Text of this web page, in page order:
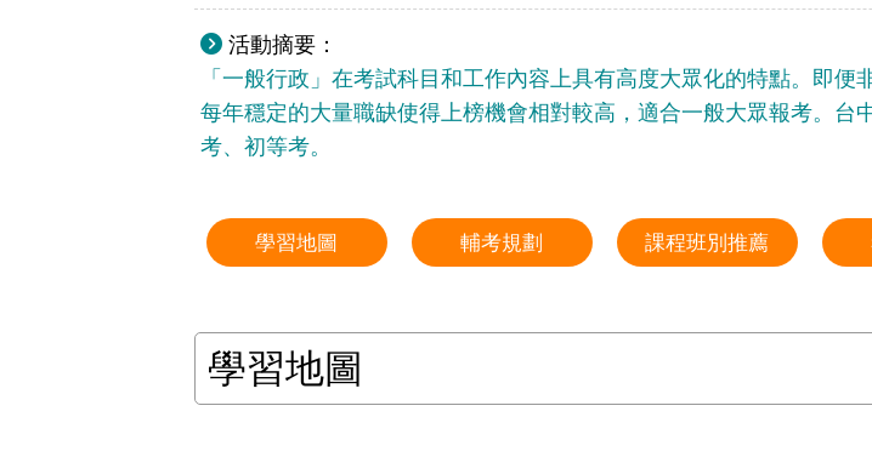
活動摘要：
「一般行政」在考試科目和工作內容上具有高度大眾化的特點。即
每年穩定的大量職缺使得上榜機會相對較高，適合一般大眾報考。
考、初等考。
學習地圖 輔考規劃 課程班別推薦
學習地圖